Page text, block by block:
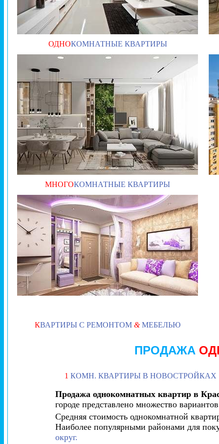
ОДНОКОМНАТНЫЕ КВАРТИРЫ
МНОГОКОМНАТНЫЕ КВАРТИРЫ
КВАРТИРЫ С РЕМОНТОМ &МЕБЕЛЬЮ
ПРОДАЖА
1 КОМН. КВАРТИРЫ В НОВОСТРОЙКАХ
Продажа однокомнатных квартир в
городе представлено множество
Средняя стоимость однокомнатной
Наиболее популярными районами для
округ.